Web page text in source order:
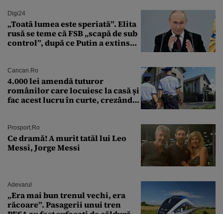
Digi24
„Toată lumea este speriată”. Elita
rusă se teme că FSB „scapă de sub
control”, după ce Putin a extins
Cancan.ro
4.000 lei amendă tuturor
românilor care locuiesc la casă și
fac acest lucru în curte, crezând
Prosport.ro
Ce dramă! A murit tatăl lui Leo
Messi, Jorge Messi
Adevarul
„Era mai bun trenul vechi, era
răcoare”. Pasagerii unui tren